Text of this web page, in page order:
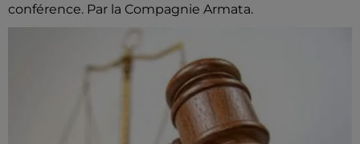
conférence. Par la Compagnie Armata.